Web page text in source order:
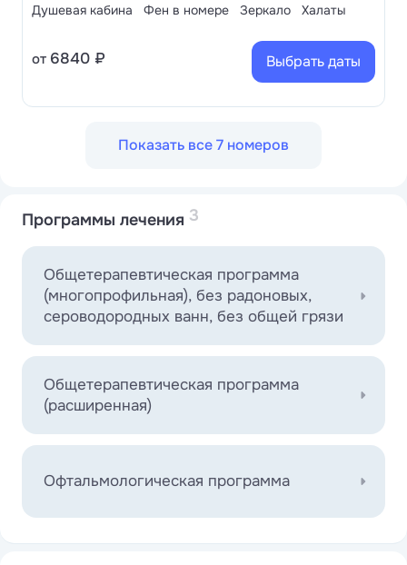
Душевая кабина
Фен в номере Зеркало Халаты
от 6840 ₽ Выбрать даты
Показать все 7 номеров
Программы лечения 3
Общетерапевтическая программа
(многопрофильная), без радоновых,
сероводородных ванн, без общей грязи
Общетерапевтическая программа
(расширенная)
Офтальмологическая программа